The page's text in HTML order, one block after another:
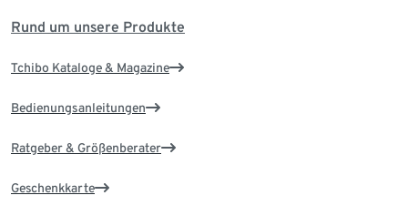
Rund um unsere Produkte
Tchibo Kataloge & Magazine
Bedienungsanleitungen
Ratgeber & Größenberater
Geschenkkarte